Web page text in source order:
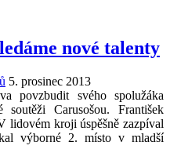
nové talenty
5. prosinec 2013
svého spolužáka
Carusošou. František
lidovém kroji úspěšně zazpíval
výborné 2. místo v mladší